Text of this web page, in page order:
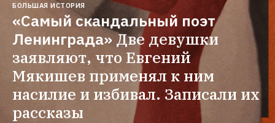
БОЛЬШАЯ ИСТОРИЯ
«Самый скандальный поэт
Ленинграда»Две девушки
заявляют, что Евгений
Мякишев применял к ним
насилие и избивал. Записали их
рассказы